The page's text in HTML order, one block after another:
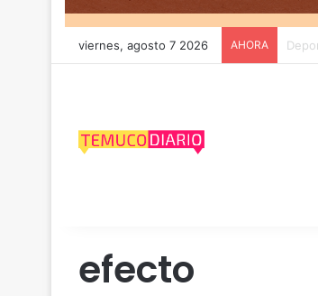
viernes, agosto 7 2026 AHORA
efecto